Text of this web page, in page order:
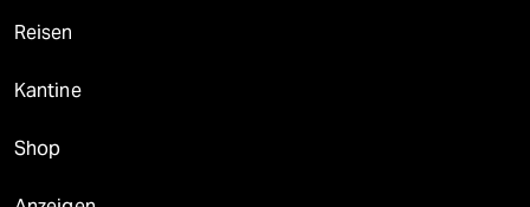
Reisen
Kantine
Shop